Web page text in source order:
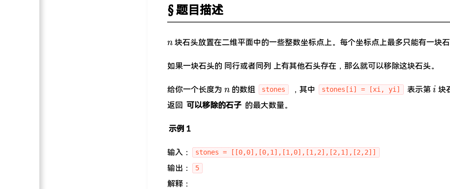
题目描述
n
n 块石头放置在二维平面中的一些整数坐标点上。每个坐标点上最多只能有一块石
如果一块石头的 同行或者同列 上有其他石头存在，那么就可以移除这块石头。
给你一个长度为 n
n 的数组 stones ，其中 stones[i] = [xi, yi] 表示第 i
i 块
返回 可以移除的石子 的最大数量。
示例 1
输入： stones = [[0,0],[0,1],[1,0],[1,2],[2,1],[2,2]]
输出： 5
解释：